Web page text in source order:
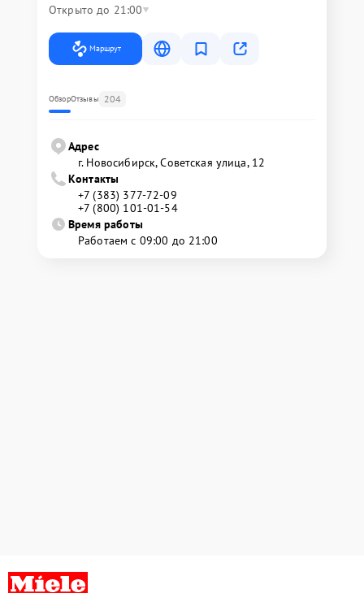
Открыто до 21:00
Маршрут
ОбзорОтзывы 204
Адрес
г. Новосибирск, Советская улица, 12
Контакты
+7 (383) 377-72-09
+7 (800) 101-01-54
Время работы
Работаем с 09:00 до 21:00